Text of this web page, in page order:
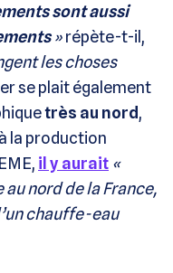
sont aussi
»répète-t-il,
les choses
se plait également
très au nord,
la production
il y aurait «
nord de la France,
chauffe-eau